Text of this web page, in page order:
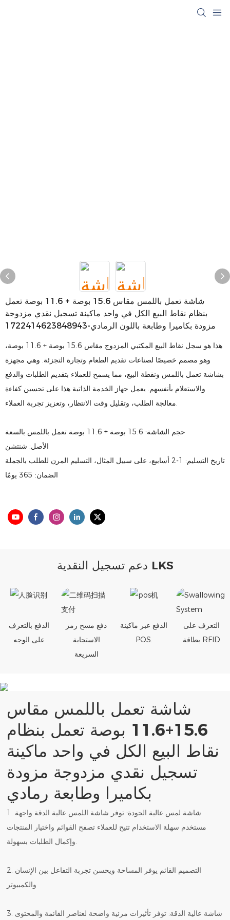
شاشة تعمل باللمس مقاس 15.6 بوصة + 11.6 بوصة تعمل
بنظام نقاط البيع الكل في واحد ماكينة تسجيل نقدي مزدوجة
مزودة بكاميرا وطابعة باللون الرمادي-1722414623848943
هذا هو سجل نقاط البيع المكتبي المزدوج مقاس 15.6 بوصة + 11.6 بوصة،
وهو مصمم خصيصًا لصناعات تقديم الطعام وتجارة التجزئة. وهي مجهزة
بشاشة تعمل باللمس ونقطة البيع، مما يسمح للعملاء بتقديم الطلبات والدفع
والاستعلام بأنفسهم. يعمل جهاز الخدمة الذاتية هذا على تحسين كفاءة
معالجة الطلب، وتقليل وقت الانتظار، وتعزيز تجربة العملاء.
الأصل: شنتشن
تاريخ التسليم: 1-2 أسابيع، على سبيل المثال، التسليم المرن للطلب بالجملة
الضمان: 365 يومًا
دعم تسجيل النقدية LKS
الدفع بالتعرف
على الوجه
دفع مسح رمز
الاستجابة
السريعة
الدفع عبر ماكينة
POS.
التعرف على
بطاقة RFID
شاشة تعمل باللمس مقاس
15.6+11.6 بوصة تعمل بنظام
نقاط البيع الكل في واحد ماكينة
تسجيل نقدي مزدوجة مزودة
بكاميرا وطابعة رمادي
1. شاشة لمس عالية الجودة: توفر شاشة اللمس عالية الدقة واجهة
مستخدم سهلة الاستخدام تتيح للعملاء تصفح القوائم واختيار المنتجات
وإكمال الطلبات بسهولة.
2. التصميم القائم يوفر المساحة ويحسن تجربة التفاعل بين الإنسان
والكمبيوتر
3. شاشة عالية الدقة: توفر تأثيرات مرئية واضحة لعناصر القائمة والمحتوى